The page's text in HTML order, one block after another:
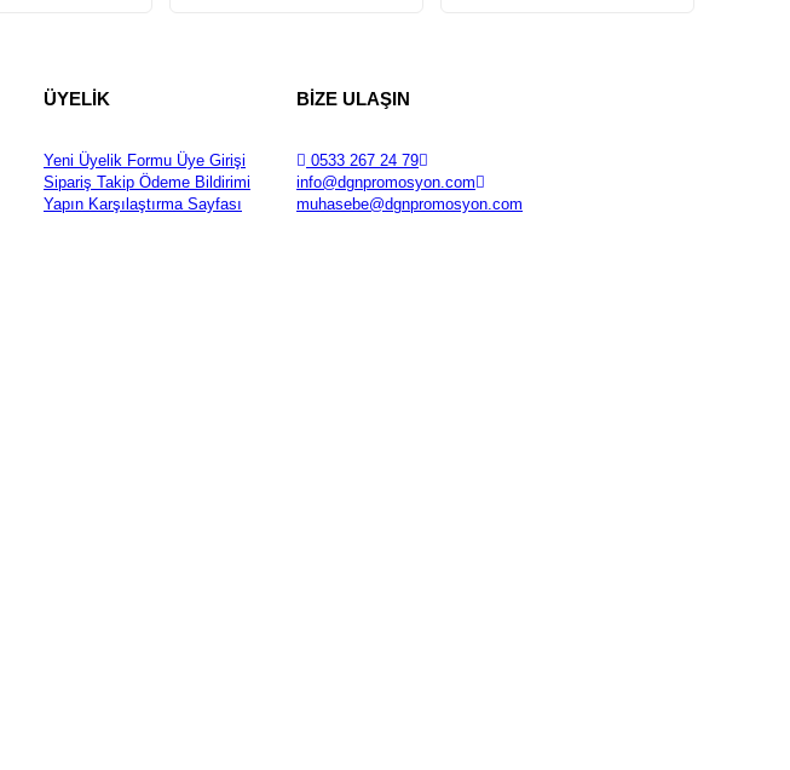
ÜYELİK
Yeni Üyelik Formu Üye Girişi
Sipariş Takip Ödeme Bildirimi
Yapın Karşılaştırma Sayfası
BİZE ULAŞIN
0533 267 24 79
info@dgnpromosyon.com
muhasebe@dgnpromosyon.com